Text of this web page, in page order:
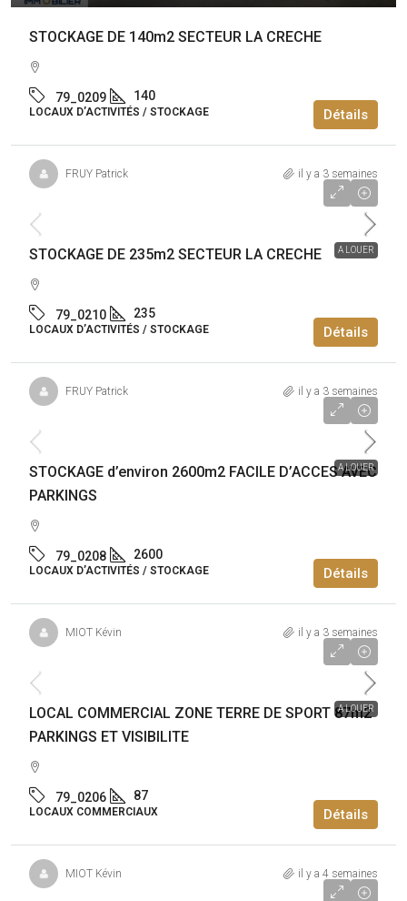
STOCKAGE DE 140m2 SECTEUR LA CRECHE
79_0209 140
LOCAUX D’ACTIVITÉS / STOCKAGE Détails
FRUY Patrick il y a 3 semaines
A LOUER
STOCKAGE DE 235m2 SECTEUR LA CRECHE
79_0210 235
LOCAUX D’ACTIVITÉS / STOCKAGE Détails
FRUY Patrick il y a 3 semaines
A LOUER
STOCKAGE d’environ 2600m2 FACILE D’ACCES AVEC
PARKINGS
79_0208 2600
LOCAUX D’ACTIVITÉS / STOCKAGE Détails
MIOT Kévin il y a 3 semaines
A LOUER
LOCAL COMMERCIAL ZONE TERRE DE SPORT 87m2
PARKINGS ET VISIBILITE
79_0206 87
LOCAUX COMMERCIAUX Détails
MIOT Kévin il y a 4 semaines